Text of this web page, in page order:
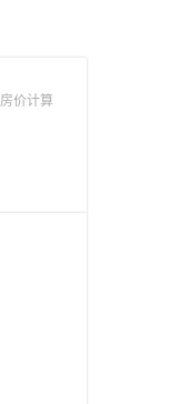
房价计算